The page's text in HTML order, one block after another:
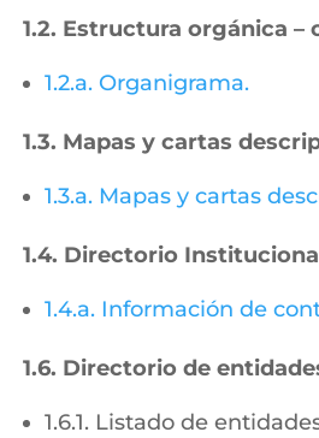
1.2. Estructura orgánica –
1.2.a. Organigrama.
1.3. Mapas y cartas
1.3.a. Mapas y cartas
1.4. Directorio
1.4.a. Información de
1.6. Directorio de
1.6.1. Listado de